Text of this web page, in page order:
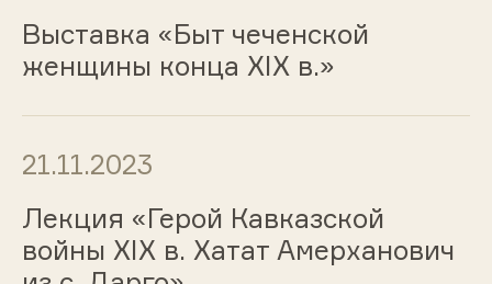
Выставка «Быт чеченской
женщины конца XIX в.»
21.11.2023
Лекция «Герой Кавказской
войны XIX в. Хатат Амерханович